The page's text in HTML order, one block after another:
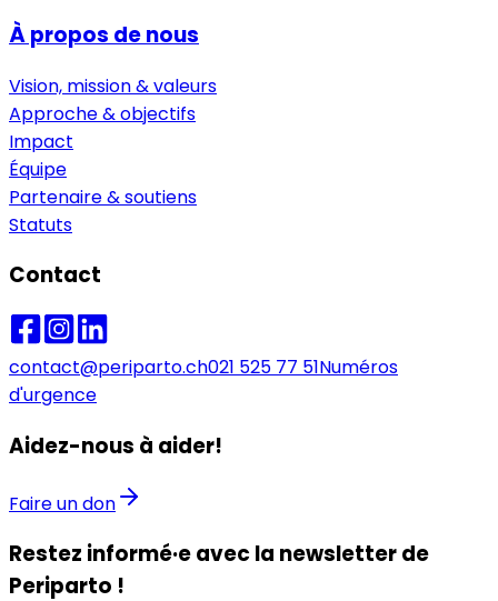
À propos de nous
Vision, mission & valeurs
Approche & objectifs
Impact
Équipe
Partenaire & soutiens
Statuts
Contact
contact@periparto.ch021 525 77 51Numéros
d'urgence
Aidez-nous à aider!
Faire un don
Restez informé·e avec la newsletter de
Periparto !